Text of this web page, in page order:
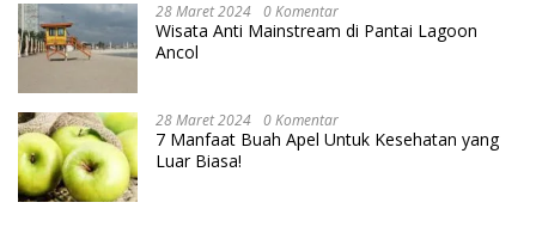
28 Maret 2024 0 Komentar
Wisata Anti Mainstream di Pantai Lagoon
Ancol
28 Maret 2024 0 Komentar
7 Manfaat Buah Apel Untuk Kesehatan yang
Luar Biasa!